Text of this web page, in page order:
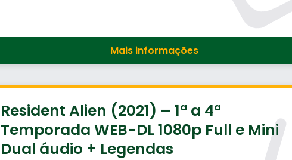
Mais informações
Resident Alien (2021) – 1ª a 4ª
Temporada WEB-DL 1080p Full e Mini
Dual áudio + Legendas